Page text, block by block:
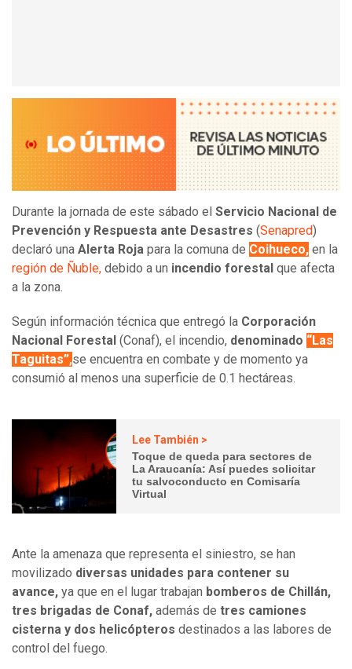
Durante la jornada de este sábado el Servicio Nacional de
Prevención y Respuesta ante Desastres (Senapred)
declaró una Alerta Roja para la comuna de Coihueco, en la
región de Ñuble, debido a un incendio forestal que afecta
a la zona.
Según información técnica que entregó la Corporación
Nacional Forestal (Conaf), el incendio, denominado “Las
Taguitas”,se encuentra en combate y de momento ya
consumió al menos una superficie de 0.1 hectáreas.
Lee También >
Toque de queda para sectores de
La Araucanía: Así puedes solicitar
tu salvoconducto en Comisaría
Virtual
Ante la amenaza que representa el siniestro, se han
movilizado diversas unidades para contener su
avance, ya que en el lugar trabajan bomberos de Chillán,
tres brigadas de Conaf, además de tres camiones
cisterna y dos helicópteros destinados a las labores de
control del fuego.